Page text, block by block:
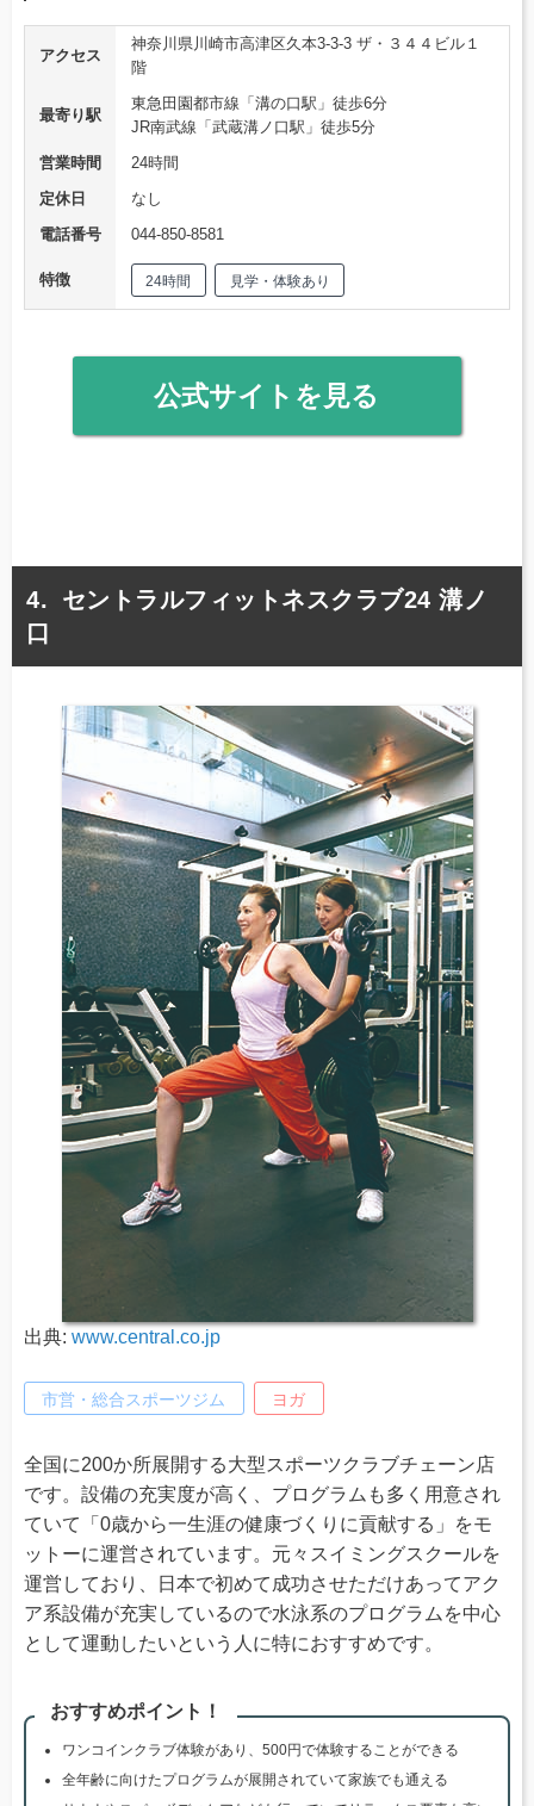
アクセス
神奈川県川崎市高津区久本3-3-3 ザ・３４４ビル１
階
最寄り駅
東急田園都市線「溝の口駅」徒歩6分
JR南武線「武蔵溝ノ口駅」徒歩5分
営業時間
24時間
定休日
なし
電話番号
044-850-8581
特徴 24時間 見学・体験あり
公式サイトを見る
セントラルフィットネスクラブ24 溝ノ
口
出典: www.central.co.jp
市営・総合スポーツジム ヨガ
全国に200か所展開する大型スポーツクラブチェーン店
です。設備の充実度が高く、プログラムも多く用意され
ていて「0歳から一生涯の健康づくりに貢献する」をモ
ットーに運営されています。元々スイミングスクールを
運営しており、日本で初めて成功させただけあってアク
ア系設備が充実しているので水泳系のプログラムを中心
として運動したいという人に特におすすめです。
おすすめポイント！
ワンコインクラブ体験があり、500円で体験することができる
全年齢に向けたプログラムが展開されていて家族でも通える